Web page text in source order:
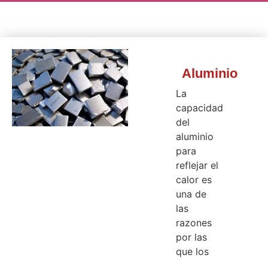
Aluminio
La
capacidad
del
aluminio
para
reflejar el
calor es
una de
las
razones
por las
que los